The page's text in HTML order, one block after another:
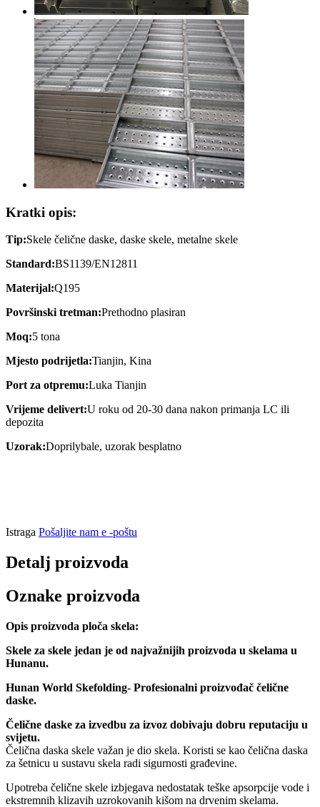
Kratki opis:
Tip:Skele čelične daske, daske skele, metalne skele
Standard:BS1139/EN12811
Materijal:Q195
Površinski tretman:Prethodno plasiran
Moq:5 tona
Mjesto podrijetla:Tianjin, Kina
Port za otpremu:Luka Tianjin
Vrijeme delivert:U roku od 20-30 dana nakon primanja LC ili
depozita
Uzorak:Doprilybale, uzorak besplatno
Istraga Pošaljite nam e -poštu
Detalj proizvoda
Oznake proizvoda
Opis proizvoda ploča skela:
Skele za skele jedan je od najvažnijih proizvoda u skelama u
Hunanu.
Hunan World Skefolding- Profesionalni proizvođač čelične
daske.
Čelične daske za izvedbu za izvoz dobivaju dobru reputaciju u
svijetu.
Čelična daska skele važan je dio skela. Koristi se kao čelična daska
za šetnicu u sustavu skela radi sigurnosti građevine.
Upotreba čelične skele izbjegava nedostatak teške apsorpcije vode i
ekstremnih klizavih uzrokovanih kišom na drvenim skelama.